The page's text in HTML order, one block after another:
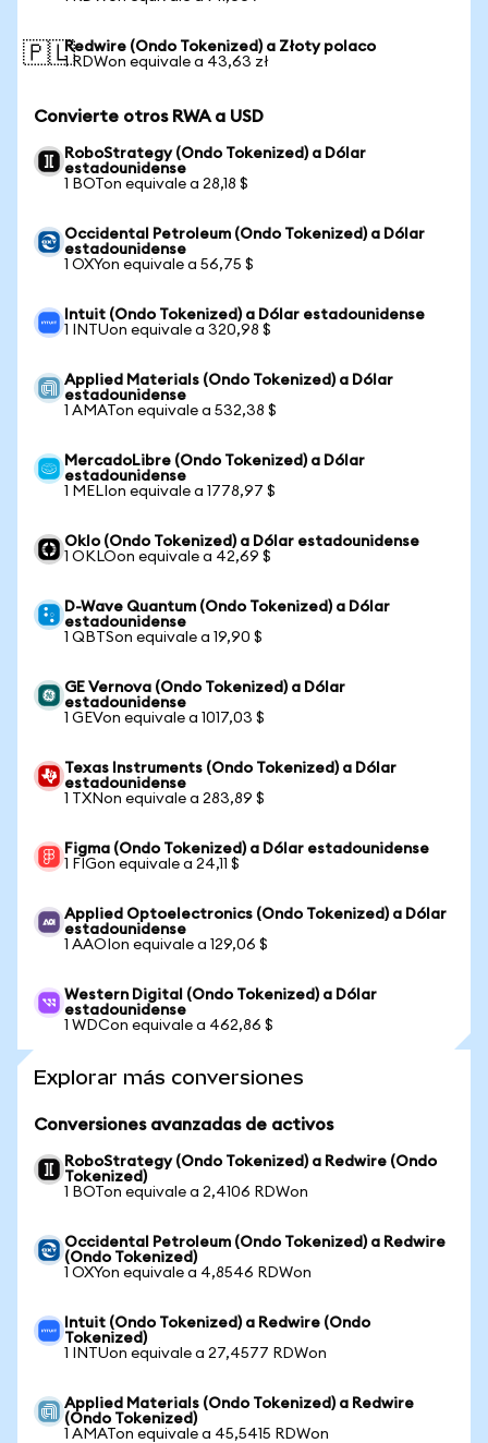
🇵🇱Redwire (Ondo Tokenized) a Złoty polaco
1 RDWon equivale a 43,63 zł
Convierte otros RWA a USD
RoboStrategy (Ondo Tokenized) a Dólar
estadounidense
1 BOTon equivale a 28,18 $
Occidental Petroleum (Ondo Tokenized) a Dólar
estadounidense
1 OXYon equivale a 56,75 $
Intuit (Ondo Tokenized) a Dólar estadounidense
1 INTUon equivale a 320,98 $
Applied Materials (Ondo Tokenized) a Dólar
estadounidense
1 AMATon equivale a 532,38 $
MercadoLibre (Ondo Tokenized) a Dólar
estadounidense
1 MELIon equivale a 1778,97 $
Oklo (Ondo Tokenized) a Dólar estadounidense
1 OKLOon equivale a 42,69 $
D-Wave Quantum (Ondo Tokenized) a Dólar
estadounidense
1 QBTSon equivale a 19,90 $
GE Vernova (Ondo Tokenized) a Dólar
estadounidense
1 GEVon equivale a 1017,03 $
Texas Instruments (Ondo Tokenized) a Dólar
estadounidense
1 TXNon equivale a 283,89 $
Figma (Ondo Tokenized) a Dólar estadounidense
1 FIGon equivale a 24,11 $
Applied Optoelectronics (Ondo Tokenized) a Dólar
estadounidense
1 AAOIon equivale a 129,06 $
Western Digital (Ondo Tokenized) a Dólar
estadounidense
1 WDCon equivale a 462,86 $
Explorar más conversiones
Conversiones avanzadas de activos
RoboStrategy (Ondo Tokenized) a Redwire (Ondo
Tokenized)
1 BOTon equivale a 2,4106 RDWon
Occidental Petroleum (Ondo Tokenized) a Redwire
(Ondo Tokenized)
1 OXYon equivale a 4,8546 RDWon
Intuit (Ondo Tokenized) a Redwire (Ondo
Tokenized)
1 INTUon equivale a 27,4577 RDWon
Applied Materials (Ondo Tokenized) a Redwire
(Ondo Tokenized)
1 AMATon equivale a 45,5415 RDWon